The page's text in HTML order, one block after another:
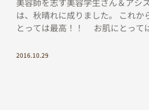
は、秋晴れに成りました。 これか
とっては最高！！ お肌にとって
2016.10.29